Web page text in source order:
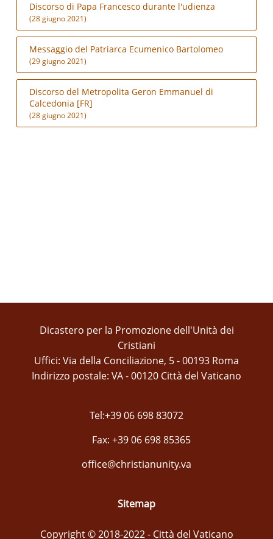
Discorso di Papa Francesco durante l'udienza
(28 giugno 2021)
Messaggio del Patriarca Ecumenico Bartolomeo
(29 giugno 2021)
Discorso del Metropolita Geron Emmanuel di
Calcedonia [FR]
(28 giugno 2021)
Dicastero per la Promozione dell'Unità dei
Cristiani
Uffici: Via della Conciliazione, 5 - 00193 Roma
Indirizzo postale: VA - 00120 Città del Vaticano
Tel:+39 06 698 83072
Fax: +39 06 698 85365
office@christianunity.va
Sitemap
Copyright © 2018-2022 - Città del Vaticano